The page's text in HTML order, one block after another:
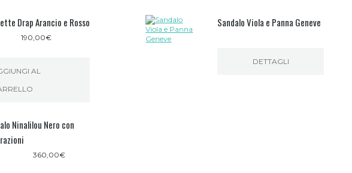
Drap Arancio e Rosso
190,00€
AL
Sandalo Viola e Panna Geneve
DETTAGLI
Ninalilou Nero con
360,00€